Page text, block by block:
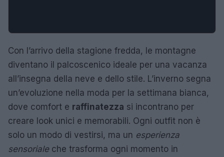
Con l’arrivo della stagione fredda, le montagne
diventano il palcoscenico ideale per una vacanza
all’insegna della neve e dello stile. L’inverno segna
un’evoluzione nella moda per la settimana bianca,
dove comfort e raffinatezza si incontrano per
creare look unici e memorabili. Ogni outfit non è
solo un modo di vestirsi, ma un esperienza
sensorialeche trasforma ogni momento in